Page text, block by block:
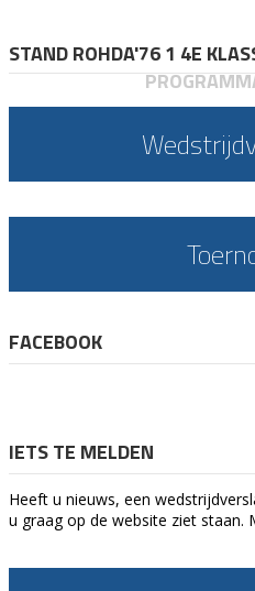
STAND ROHDA'76 1 4E
FACEBOOK
IETS TE MELDEN
Heeft u nieuws, een
u graag op de website ziet staan.